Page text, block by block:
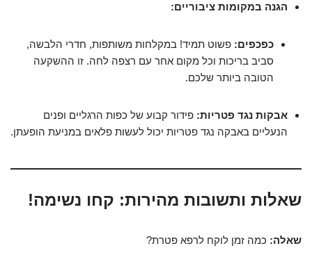
הגנה במקומות ציבוריים:
כפכפים: פשוט תמיד! במקלחות משותפות, חדרי הלבשה,
סביב בריכות וכל מקום אחר עם רצפה לחה. זו ההשקעה
הטובה ביותר שלכם.
אבקות נגד פטריות: פידור קבוע של כפות הרגליים ופנים
הנעליים באבקה נגד פטריות יכול לעשות פלאים במניעת הופעתן.
שאלות ותשובות מהירות: קחו נשימה!
שאלה: כמה זמן לוקח לרפא פטרת?